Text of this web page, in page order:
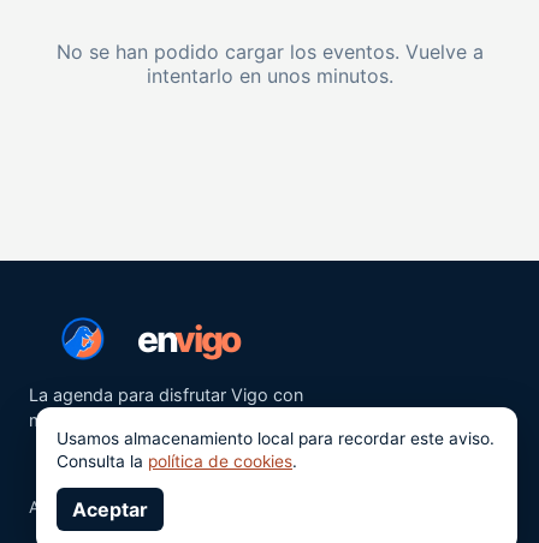
No se han podido cargar los eventos. Vuelve a
intentarlo en unos minutos.
envigo
La agenda para disfrutar Vigo con
más ganas.
Aviso legalPrivacidad
Usamos almacenamiento local para recordar este aviso.
Consulta la política de cookies.
Aceptar